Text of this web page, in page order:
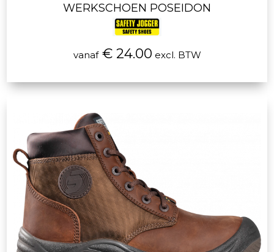
WERKSCHOEN POSEIDON
vanaf€ 24.00 excl. BTW